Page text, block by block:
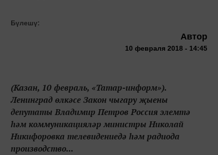
Бүлешү:
Автор
10 февраля 2018 - 14:45
(Казан, 10 февраль, «Татар-информ»).
Ленинград өлкәсе Закон чыгару җыены
депутаты Владимир Петров Россия элемтә
һәм коммуникацияләр министры Николай
Никифоровка телевидениедә һәм радиода
производство...